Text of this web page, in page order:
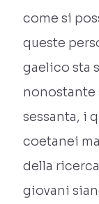
come si
queste
gaelico sta
nonostante
sessanta, i
coetanei
della
giovani